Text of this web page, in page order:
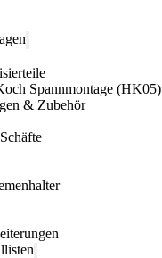
Spannmontage (HK05)
& Zubehör